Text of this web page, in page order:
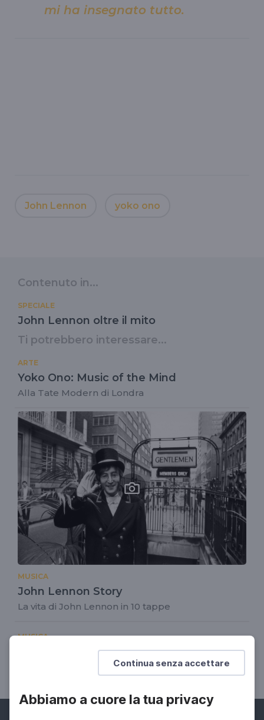
Continua senza accettare
Abbiamo a cuore la tua privacy
mi ha insegnato tutto.
John Lennon yoko ono
Contenuto in...
SPECIALE
John Lennon oltre il mito
Ti potrebbero interessare...
ARTE
Yoko Ono: Music of the Mind
Alla Tate Modern di Londra
MUSICA
John Lennon Story
La vita di John Lennon in 10 tappe
MUSICA
Un'interpretazione di Rafael Gualazzi